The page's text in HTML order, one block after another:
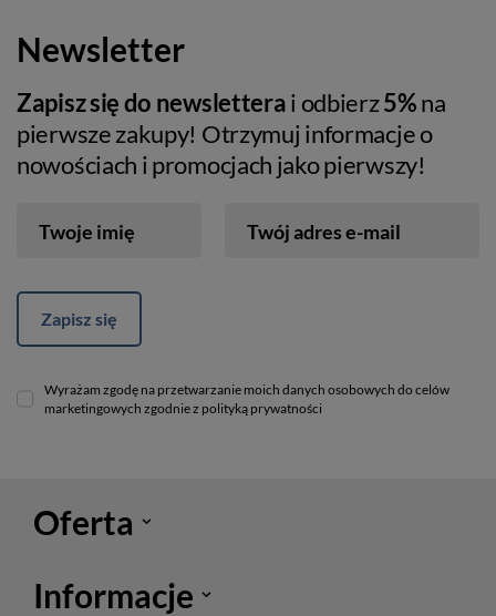
Newsletter
Zapisz się do newsletterai odbierz5%na
pierwsze zakupy! Otrzymuj informacje o
nowościach i promocjach jako pierwszy!
Twoje imię Twój adres e-mail
Zapisz się
Wyrażam zgodę na przetwarzanie moich danych osobowych do celów
marketingowych zgodnie z polityką prywatności
Oferta
Informacje